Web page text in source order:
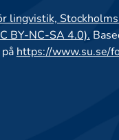
lingvistik,
BY-NC-SA 4.0).
https://www.su.se/